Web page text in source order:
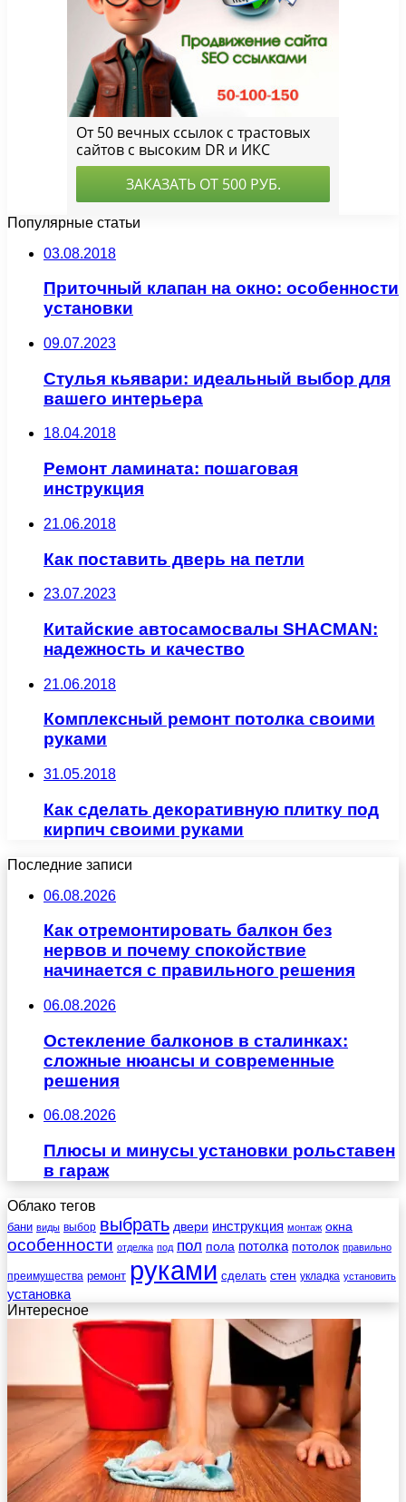
Популярные статьи
03.08.2018
Приточный клапан на окно: особенности
установки
09.07.2023
Стулья кьявари: идеальный выбор для
вашего интерьера
18.04.2018
Ремонт ламината: пошаговая
инструкция
21.06.2018
Как поставить дверь на петли
23.07.2023
Китайские автосамосвалы SHACMAN:
надежность и качество
21.06.2018
Комплексный ремонт потолка своими
руками
31.05.2018
Как сделать декоративную плитку под
кирпич своими руками
Последние записи
06.08.2026
Как отремонтировать балкон без
нервов и почему спокойствие
начинается с правильного решения
06.08.2026
Остекление балконов в сталинках:
сложные нюансы и современные
решения
06.08.2026
Плюсы и минусы установки рольставен
в гараж
Облако тегов
бани виды выбор выбрать двери инструкция монтаж окна
особенности отделка под пол пола потолка потолок правильно
преимущества ремонт руками сделать стен укладка установить
установка
Интересное